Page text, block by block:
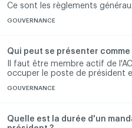
Ce sont les règlements
GOUVERNANCE
Qui peut se présenter
Il faut être membre actif de
occuper le poste de président
GOUVERNANCE
Quelle est la durée d'un